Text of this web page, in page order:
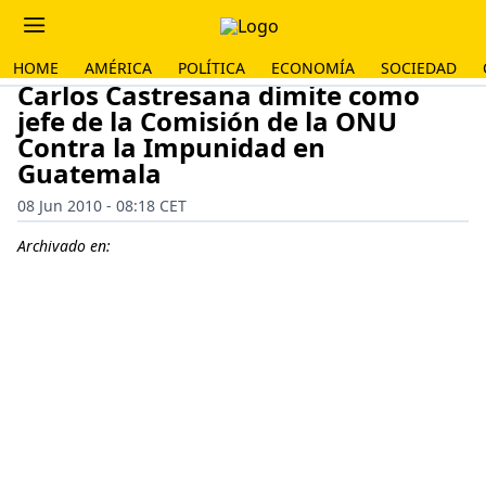
HOME AMÉRICA POLÍTICA ECONOMÍA SOCIEDAD
Carlos Castresana dimite como
jefe de la Comisión de la ONU
Contra la Impunidad en
Guatemala
08 Jun 2010 - 08:18 CET
Archivado en: